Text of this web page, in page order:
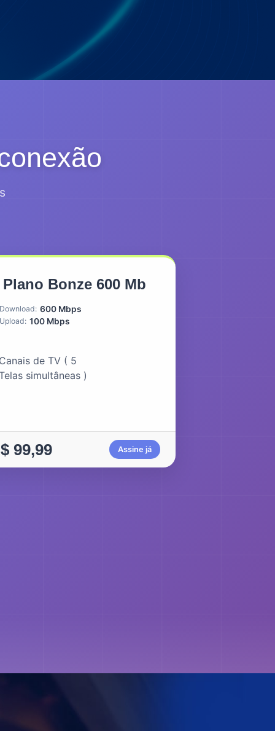
Plano Bonze 600 Mb
Download: 600 Mbps
Upload: 100 Mbps
de TV ( 5
simultâneas )
99,99 Assine já